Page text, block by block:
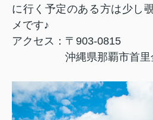
に行く予定のある方は少し
メです♪
アクセス：〒 903-0815
沖縄県那覇市首里